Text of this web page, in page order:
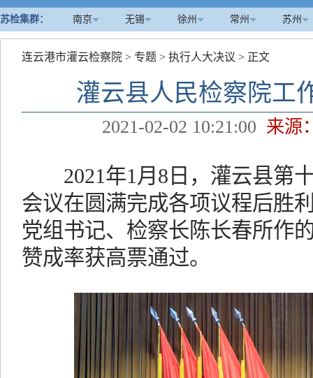
苏检集群： 南京 无锡 徐州 常州 苏州
连云港市灌云检察院 > 专题 > 执行人大决议 > 正文
灌云县人民检察院工
2021-02-02 10:21:00 来源
2021年1月8日，灌云县第
会议在圆满完成各项议程后胜
党组书记、检察长陈长春所作
赞成率获高票通过。